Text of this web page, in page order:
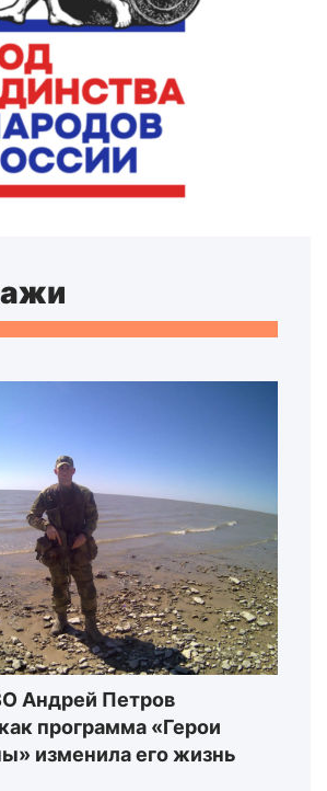
Андрей Петров
программа «Герои
изменила его жизнь